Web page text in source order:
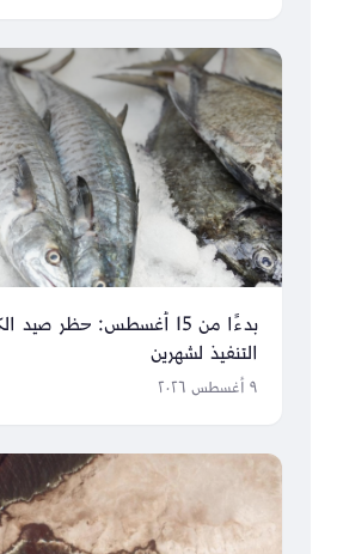
بدءًا من 15 أغسطس: حظر
التنفيذ لشهرين
٩ أغسطس ٢٠٢٦